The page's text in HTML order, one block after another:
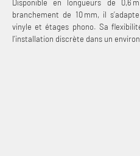
Disponible en longueurs de 0,6
branchement de 10 mm, il
vinyle et étages phono. Sa
l’installation discrète dans un